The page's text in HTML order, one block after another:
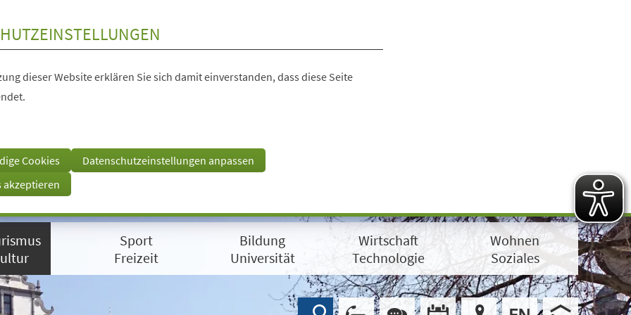
dieser Website erklären Sie sich damit einverstanden, dass diese Seite
Cookies
Datenschutzeinstellungen anpassen
akzeptieren
Sport
Freizeit
Bildung
Universität
Wirtschaft
Technologie
Wohnen
Soziales